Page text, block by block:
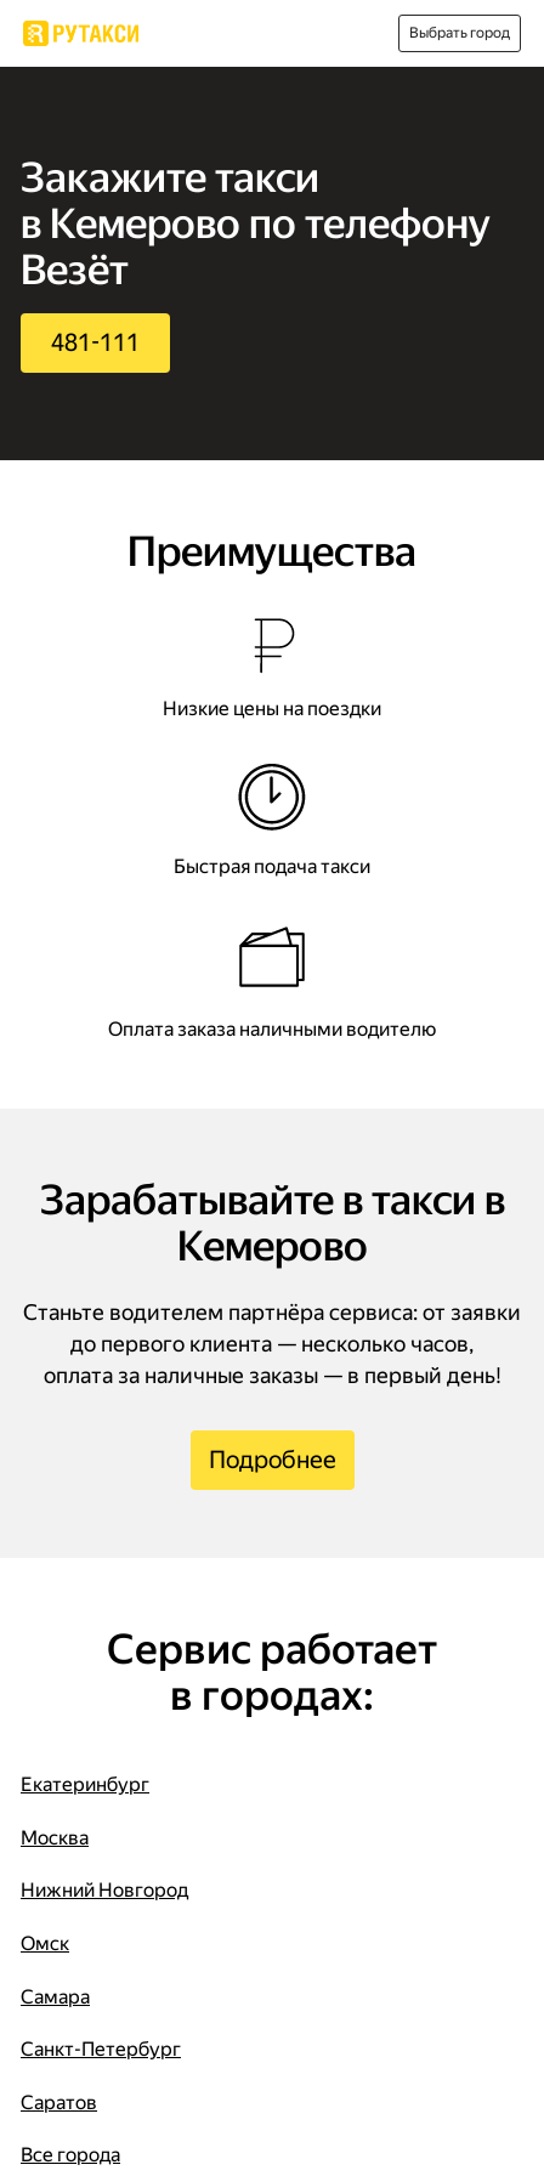
Выбрать город
Закажите такси
в Кемерово по телефону
Везёт
481-111
Преимущества
Низкие цены на поездки
Быстрая подача такси
Оплата заказа наличными водителю
Зарабатывайте в такси в
Кемерово
Станьте водителем партнёра сервиса: от заявки
до первого клиента — несколько часов,
оплата за наличные заказы — в первый день!
Подробнее
Сервис работает
в городах:
Екатеринбург
Москва
Нижний Новгород
Омск
Самара
Санкт-Петербург
Саратов
Все города